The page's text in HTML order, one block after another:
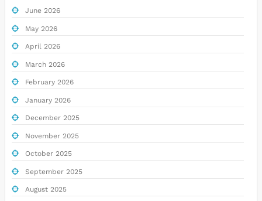
June 2026
May 2026
April 2026
March 2026
February 2026
January 2026
December 2025
November 2025
October 2025
September 2025
August 2025